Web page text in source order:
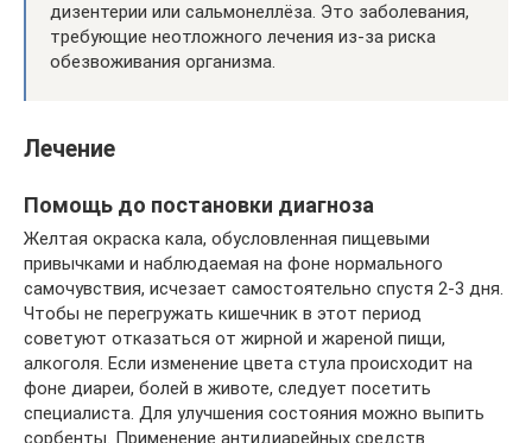
дизентерии или сальмонеллёза. Это заболевания,
требующие неотложного лечения из-за риска
обезвоживания организма.
Лечение
Помощь до постановки диагноза
Желтая окраска кала, обусловленная пищевыми
привычками и наблюдаемая на фоне нормального
самочувствия, исчезает самостоятельно спустя 2-3 дня.
Чтобы не перегружать кишечник в этот период
советуют отказаться от жирной и жареной пищи,
алкоголя. Если изменение цвета стула происходит на
фоне диареи, болей в животе, следует посетить
специалиста. Для улучшения состояния можно выпить
сорбенты. Применение антидиарейных средств